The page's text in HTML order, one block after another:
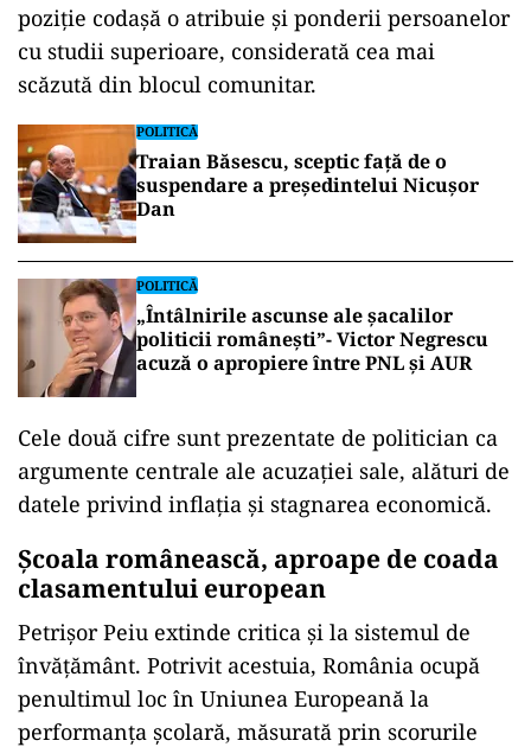
poziţie codaşă o atribuie şi ponderii persoanelor
cu studii superioare, considerată cea mai
scăzută din blocul comunitar.
POLITICĂ
Traian Băsescu, sceptic față de o
suspendare a președintelui Nicușor
Dan
POLITICĂ
„Întâlnirile ascunse ale șacalilor
politicii românești”- Victor Negrescu
acuză o apropiere între PNL și AUR
Cele două cifre sunt prezentate de politician ca
argumente centrale ale acuzaţiei sale, alături de
datele privind inflaţia şi stagnarea economică.
Şcoala românească, aproape de coada
clasamentului european
Petrişor Peiu extinde critica şi la sistemul de
învăţământ. Potrivit acestuia, România ocupă
penultimul loc în Uniunea Europeană la
performanţa şcolară, măsurată prin scorurile